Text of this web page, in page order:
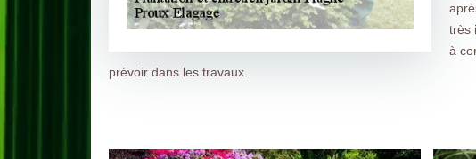
très
à
prévoir dans les travaux.